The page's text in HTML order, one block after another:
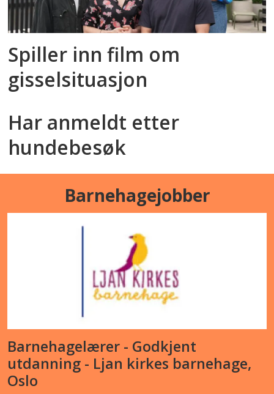
Spiller inn film om
gisselsituasjon
Har anmeldt etter
hundebesøk
Barnehagejobber
Barnehagelærer - Godkjent
utdanning - Ljan kirkes barnehage,
Oslo